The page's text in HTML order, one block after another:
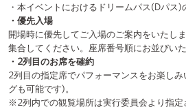
※撮影方法が危険であると判断した場合、撮影方法
く場合がございます。ご了承ください。
○入場に関するルール
《入場について》
・一部のお客様は入場前に会場の受付にて本人確認
います。以下の項目に該当するお客様は、本人確認
受付にお並びください。